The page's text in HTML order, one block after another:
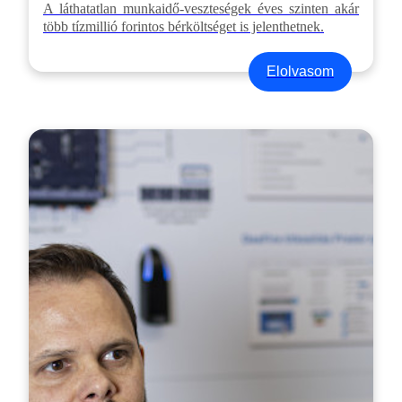
A láthatatlan munkaidő-veszteségek éves szinten akár
több tízmillió forintos bérköltséget is jelenthetnek.
Elolvasom